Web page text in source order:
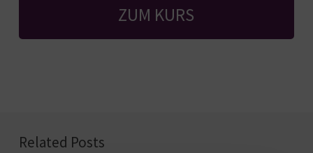
ZUM KURS
Related Posts